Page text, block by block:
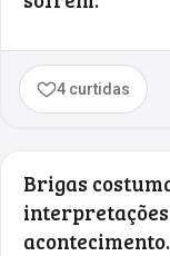
4 curtidas
Brigas
acontecimento.